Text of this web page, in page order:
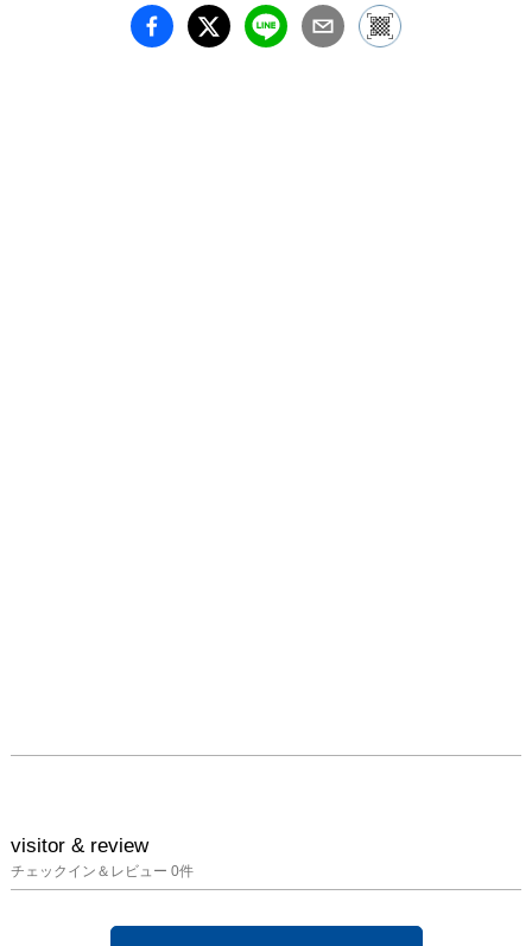
visitor & review
チェックイン＆レビュー 0件